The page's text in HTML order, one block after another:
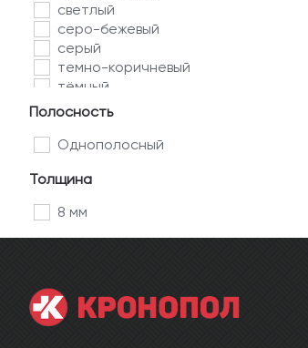
светлый
серо-бежевый
серый
темно-коричневый
тёмный
Полосность
Однополосный
Толщина
8 мм